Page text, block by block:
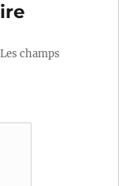
Les champs